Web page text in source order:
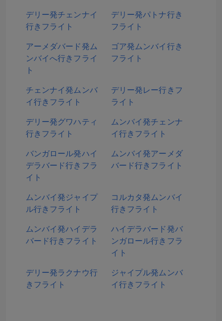
デリー発チェンナイ
行きフライト
デリー発パトナ行き
フライト
アーメダバード発ム
ンバイへ行きフライ
ト
ゴア発ムンバイ行き
フライト
チェンナイ発ムンバ
イ行きフライト
デリー発レー行きフ
ライト
デリー発グワハティ
行きフライト
ムンバイ発チェンナ
イ行きフライト
バンガロール発ハイ
デラバード行きフラ
イト
ムンバイ発アーメダ
バード行きフライト
ムンバイ発ジャイプ
ル行きフライト
コルカタ発ムンバイ
行きフライト
ムンバイ発ハイデラ
バード行きフライト
ハイデラバード発バ
ンガロール行きフラ
イト
デリー発ラクナウ行
きフライト
ジャイプル発ムンバ
イ行きフライト